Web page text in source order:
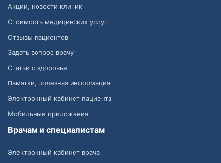
Акции, новости клиник
Стоимость медицинских услуг
Отзывы пациентов
Задать вопрос врачу
Статьи о здоровье
Памятки, полезная информация
Электронный кабинет пациента
Мобильные приложения
Врачам и специалистам
Электронный кабинет врача